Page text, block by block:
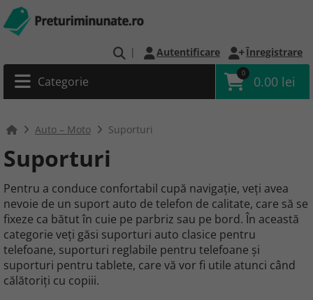
| Autentificare Înregistrare
Categorie
0
0.00 lei
Auto – Moto Suporturi
Suporturi
Pentru a conduce confortabil cupă navigație, veți avea
nevoie de un suport auto de telefon de calitate, care să se
fixeze ca bătut în cuie pe parbriz sau pe bord. În această
categorie veți găsi suporturi auto clasice pentru
telefoane, suporturi reglabile pentru telefoane și
suporturi pentru tablete, care vă vor fi utile atunci când
călătoriți cu copiii.